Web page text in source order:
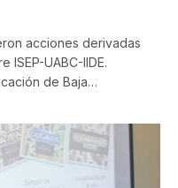
acciones derivadas
UABC-IIDE.
de Baja…